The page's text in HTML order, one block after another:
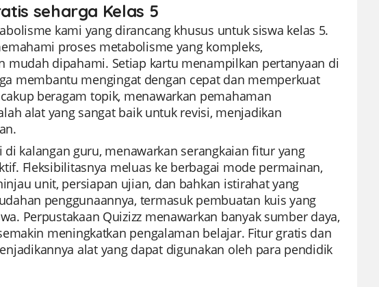
seharga Kelas 5
kami yang dirancang khusus untuk siswa kelas 5.
proses metabolisme yang kompleks,
mudah dipahami. Setiap kartu menampilkan pertanyaan di
membantu mengingat dengan cepat dan memperkuat
beragam topik, menawarkan pemahaman
alat yang sangat baik untuk revisi, menjadikan
kalangan guru, menawarkan serangkaian fitur yang
Fleksibilitasnya meluas ke berbagai mode permainan,
unit, persiapan ujian, dan bahkan istirahat yang
penggunaannya, termasuk pembuatan kuis yang
Perpustakaan Quizizz menawarkan banyak sumber daya,
meningkatkan pengalaman belajar. Fitur gratis dan
alat yang dapat digunakan oleh para pendidik